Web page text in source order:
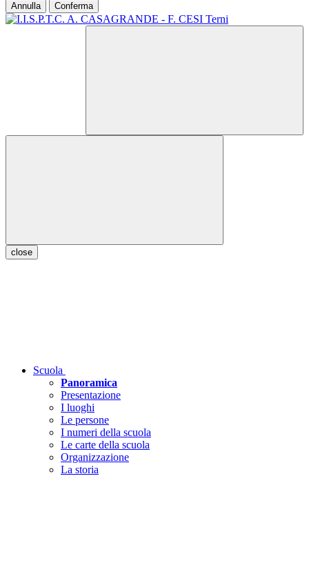
Annulla Conferma
close
Scuola
Panoramica
Presentazione
I luoghi
Le persone
I numeri della scuola
Le carte della scuola
Organizzazione
La storia